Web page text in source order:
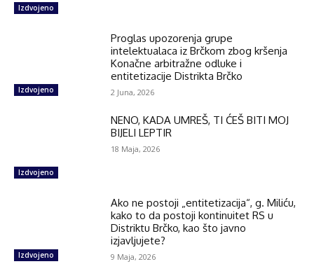
Izdvojeno
Izdvojeno
Proglas upozorenja grupe
intelektualaca iz Brčkom zbog kršenja
Konačne arbitražne odluke i
entitetizacije Distrikta Brčko
2 Juna, 2026
Izdvojeno
NENO, KADA UMREŠ, TI ĆEŠ BITI MOJ
BIJELI LEPTIR
18 Maja, 2026
Izdvojeno
Ako ne postoji „entitetizacija“, g. Miliću,
kako to da postoji kontinuitet RS u
Distriktu Brčko, kao što javno
izjavljujete?
9 Maja, 2026